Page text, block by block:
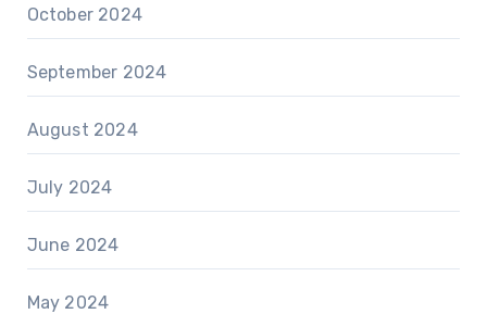
October 2024
September 2024
August 2024
July 2024
June 2024
May 2024